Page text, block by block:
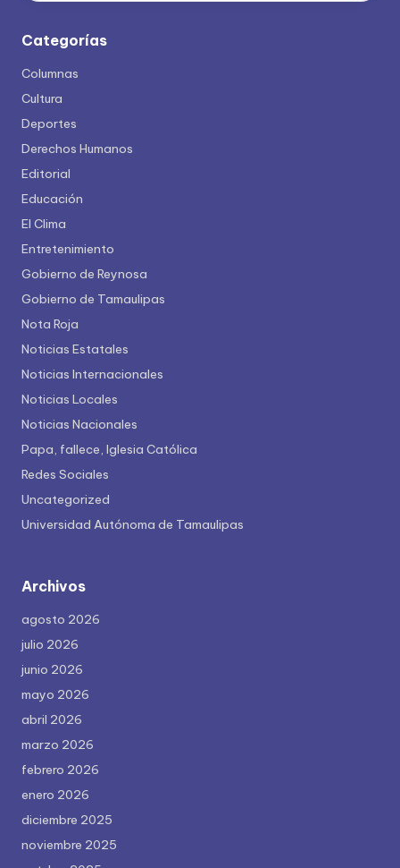
Categorías
Columnas
Cultura
Deportes
Derechos Humanos
Editorial
Educación
El Clima
Entretenimiento
Gobierno de Reynosa
Gobierno de Tamaulipas
Nota Roja
Noticias Estatales
Noticias Internacionales
Noticias Locales
Noticias Nacionales
Papa, fallece, Iglesia Católica
Redes Sociales
Uncategorized
Universidad Autónoma de Tamaulipas
Archivos
agosto 2026
julio 2026
junio 2026
mayo 2026
abril 2026
marzo 2026
febrero 2026
enero 2026
diciembre 2025
noviembre 2025